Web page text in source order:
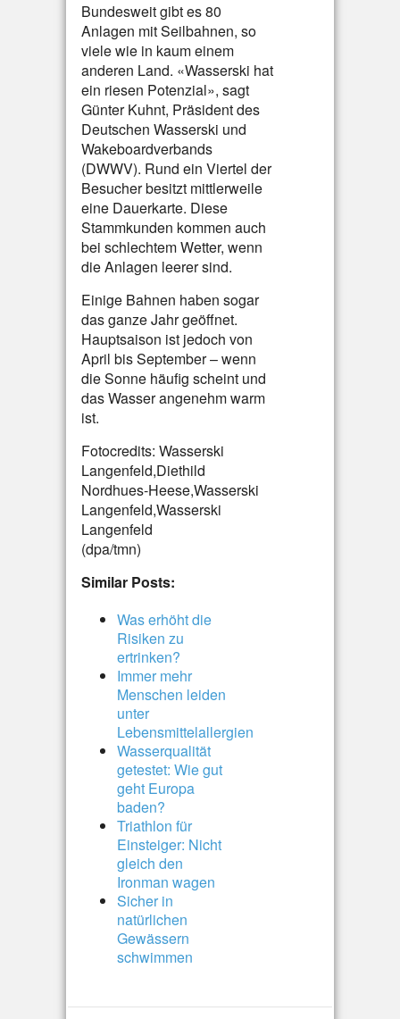
Bundesweit gibt es 80
Anlagen mit Seilbahnen, so
viele wie in kaum einem
anderen Land. «Wasserski hat
ein riesen Potenzial», sagt
Günter Kuhnt, Präsident des
Deutschen Wasserski und
Wakeboardverbands
(DWWV). Rund ein Viertel der
Besucher besitzt mittlerweile
eine Dauerkarte. Diese
Stammkunden kommen auch
bei schlechtem Wetter, wenn
die Anlagen leerer sind.
Einige Bahnen haben sogar
das ganze Jahr geöffnet.
Hauptsaison ist jedoch von
April bis September – wenn
die Sonne häufig scheint und
das Wasser angenehm warm
ist.
Fotocredits: Wasserski
Langenfeld,Diethild
Nordhues-Heese,Wasserski
Langenfeld,Wasserski
Langenfeld
(dpa/tmn)
Similar Posts:
Was erhöht die
Risiken zu
ertrinken?
Immer mehr
Menschen leiden
unter
Lebensmittelallergien
Wasserqualität
getestet: Wie gut
geht Europa
baden?
Triathlon für
Einsteiger: Nicht
gleich den
Ironman wagen
Sicher in
natürlichen
Gewässern
schwimmen